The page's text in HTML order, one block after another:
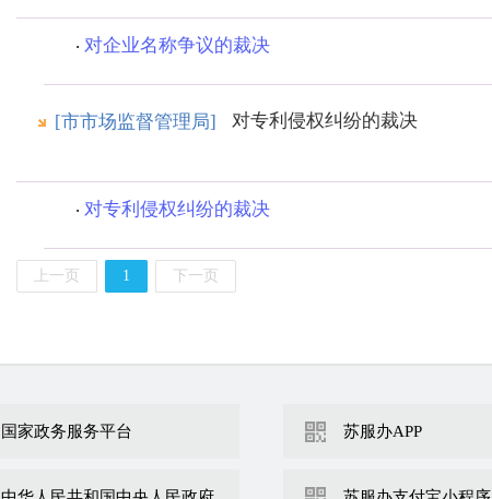
对企业名称争议的裁决
[市市场监督管理局] 对专利侵权纠纷的裁决
对专利侵权纠纷的裁决
上一页 1 下一页
国家政务服务平台 苏服办APP